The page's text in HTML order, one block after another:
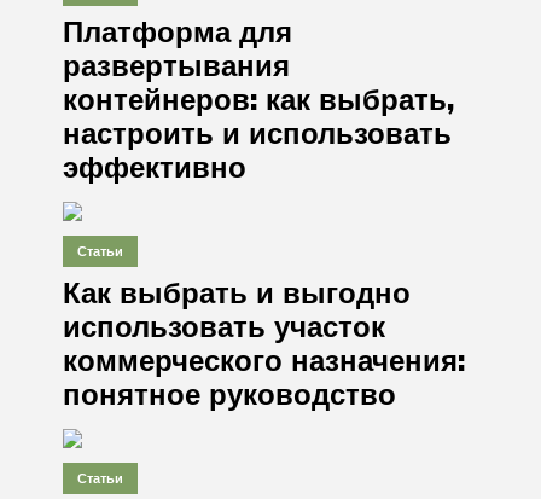
Платформа для
развертывания
контейнеров: как выбрать,
настроить и использовать
эффективно
Статьи
Как выбрать и выгодно
использовать участок
коммерческого назначения:
понятное руководство
Статьи